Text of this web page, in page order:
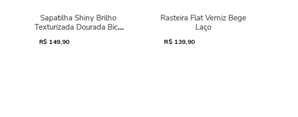
Sapatilha Shiny Brilho
Texturizada Dourada Bico
R$ 149,90
Rasteira Flat Verniz Bege
Laço
R$ 139,90